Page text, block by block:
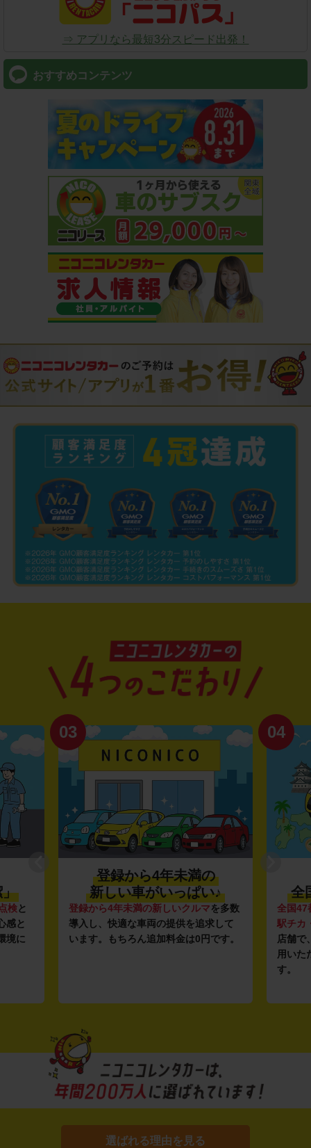
⇒ アプリなら最短3分スピード出発！
おすすめコンテンツ
」
検と
感と
境に
03
登録から4年未満の
新しい車がいっぱい♪
登録から4年未満の新しいクルマを多数
導入し、快適な車両の提供を追求して
います。もちろん追加料金は0円です。
04
全
全国47
駅チカ
店舗で
用いた
す。
選ばれる理由を見る